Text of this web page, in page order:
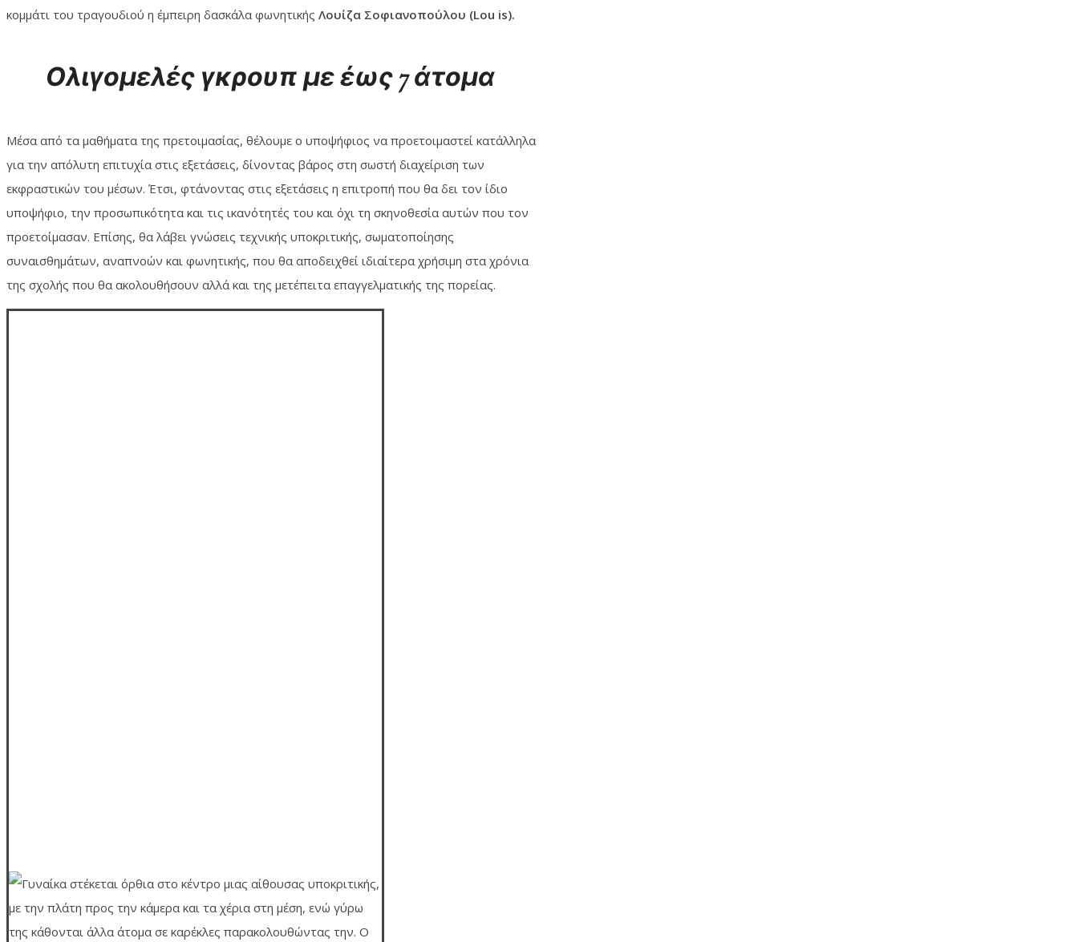
κομμάτι του τραγουδιού η έμπειρη δασκάλα φωνητικής Λουίζα Σοφιανοπούλου (Lou is).
Ολιγομελές γκρουπ με έως 7 άτομα
Μέσα από τα μαθήματα της πρετοιμασίας, θέλουμε ο υποψήφιος να προετοιμαστεί κατάλληλα
για την απόλυτη επιτυχία στις εξετάσεις, δίνοντας βάρος στη σωστή διαχείριση των
εκφραστικών του μέσων. Έτσι, φτάνοντας στις εξετάσεις η επιτροπή που θα δει τον ίδιο
υποψήφιο, την προσωπικότητα και τις ικανότητές του και όχι τη σκηνοθεσία αυτών που τον
προετοίμασαν. Επίσης, θα λάβει γνώσεις τεχνικής υποκριτικής, σωματοποίησης
συναισθημάτων, αναπνοών και φωνητικής, που θα αποδειχθεί ιδιαίτερα χρήσιμη στα χρόνια
της σχολής που θα ακολουθήσουν αλλά και της μετέπειτα επαγγελματικής της πορείας.